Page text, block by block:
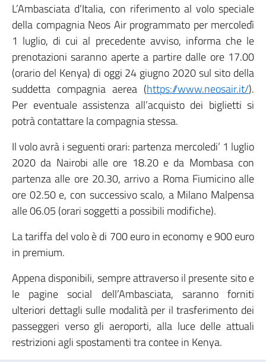
L’Ambasciata d’Italia, con riferimento al volo speciale
della compagnia Neos Air programmato per mercoledì
1 luglio, di cui al precedente avviso, informa che le
prenotazioni saranno aperte a partire dalle ore 17.00
(orario del Kenya) di oggi 24 giugno 2020 sul sito della
suddetta compagnia aerea (https://www.neosair.it/).
Per eventuale assistenza all’acquisto dei biglietti si
potrà contattare la compagnia stessa.
Il volo avrà i seguenti orari: partenza mercoledi’ 1 luglio
2020 da Nairobi alle ore 18.20 e da Mombasa con
partenza alle ore 20.30, arrivo a Roma Fiumicino alle
ore 02.50 e, con successivo scalo, a Milano Malpensa
alle 06.05 (orari soggetti a possibili modifiche).
La tariffa del volo è di 700 euro in economy e 900 euro
in premium.
Appena disponibili, sempre attraverso il presente sito e
le pagine social dell’Ambasciata, saranno forniti
ulteriori dettagli sulle modalità per il trasferimento dei
passeggeri verso gli aeroporti, alla luce delle attuali
restrizioni agli spostamenti tra contee in Kenya.